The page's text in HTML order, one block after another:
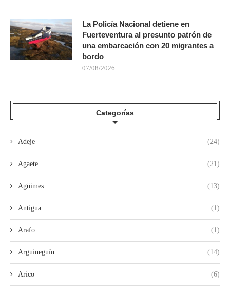
La Policía Nacional detiene en
Fuerteventura al presunto patrón de
una embarcación con 20 migrantes a
bordo
07/08/2026
Categorías
Adeje (24)
Agaete (21)
Agüimes (13)
Antigua (1)
Arafo (1)
Arguineguín (14)
Arico (6)